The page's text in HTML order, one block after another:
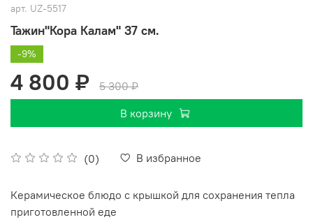
арт. UZ-5517
Тажин"Кора Калам" 37 см.
(0) В избранное
-9%
4 800 ₽
5 300 ₽
В корзину
Керамическое блюдо с крышкой для сохранения тепла
приготовленной еде